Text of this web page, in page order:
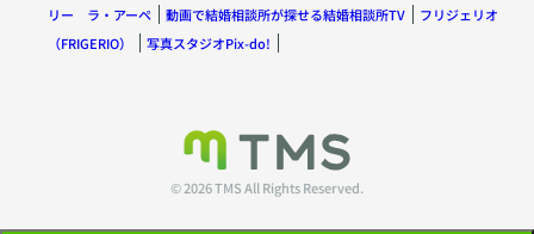
リー ラ・アーペ
動画で結婚相談所が探せる結婚相談所TV
フリジェリオ
（FRIGERIO）
写真スタジオPix-do!
© 2026 TMS All Rights Reserved.